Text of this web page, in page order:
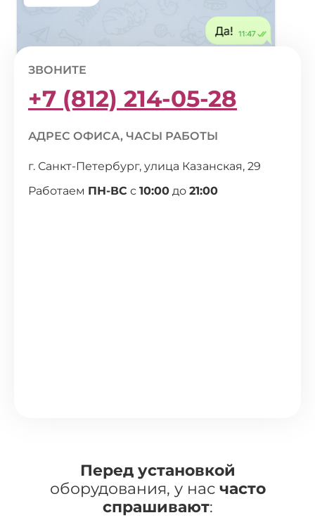
ЗВОНИТЕ
+7 (812) 214-05-28
АДРЕС ОФИСА, ЧАСЫ РАБОТЫ
г. Санкт-Петербург, улица Казанская, 29
Работаем ПН-ВС с 10:00 до 21:00
Перед установкой
оборудования, у нас часто
спрашивают: